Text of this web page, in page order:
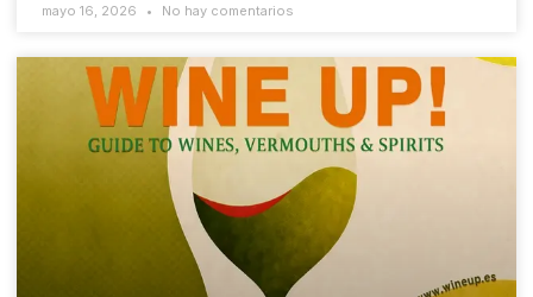
mayo 16, 2026 No hay comentarios